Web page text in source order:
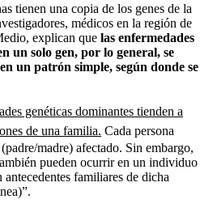
tienen una copia de los genes de la
médicos en la región de
explican que las enfermedades
un solo gen, por lo general, se
un patrón simple, según donde se
genéticas dominantes tienden a
de una familia. Cada persona
madre) afectado. Sin embargo,
pueden ocurrir en un individuo
familiares de dicha